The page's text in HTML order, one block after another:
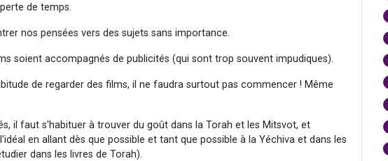
de temps.
nos pensées vers des sujets sans importance.
soient accompagnés de publicités (qui sont trop souvent impudiques).
de regarder des films, il ne faudra surtout pas commencer ! Même
il faut s'habituer à trouver du goût dans la Torah et les Mitsvot, et
en allant dès que possible et tant que possible à la Yéchiva et dans les
dans les livres de Torah).